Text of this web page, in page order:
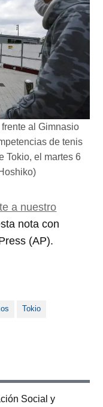
al Gimnasio
de tenis
Tokio, el martes 6
a nuestro
nota con
(AP).
Tokio
Social y